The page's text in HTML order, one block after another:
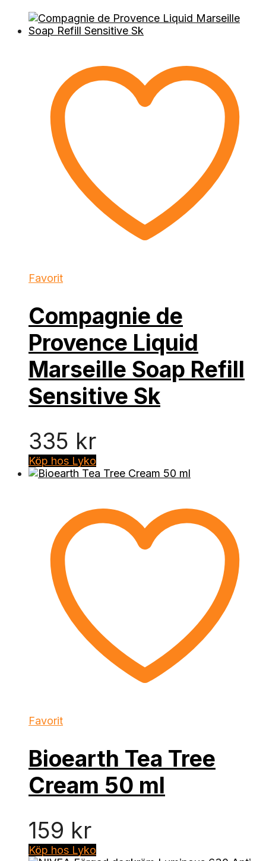
Favorit
Compagnie de
Provence Liquid
Marseille Soap Refill
Sensitive Sk
335 kr
Köp hos Lyko
Favorit
Bioearth Tea Tree
Cream 50 ml
159 kr
Köp hos Lyko